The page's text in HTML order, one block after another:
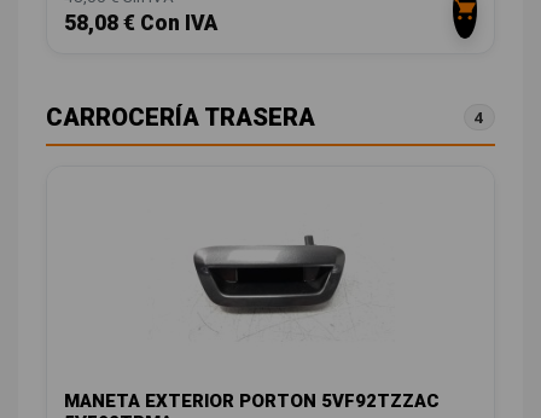
58,08 € Con IVA
CARROCERÍA TRASERA 4
MANETA EXTERIOR PORTON 5VF92TZZAC